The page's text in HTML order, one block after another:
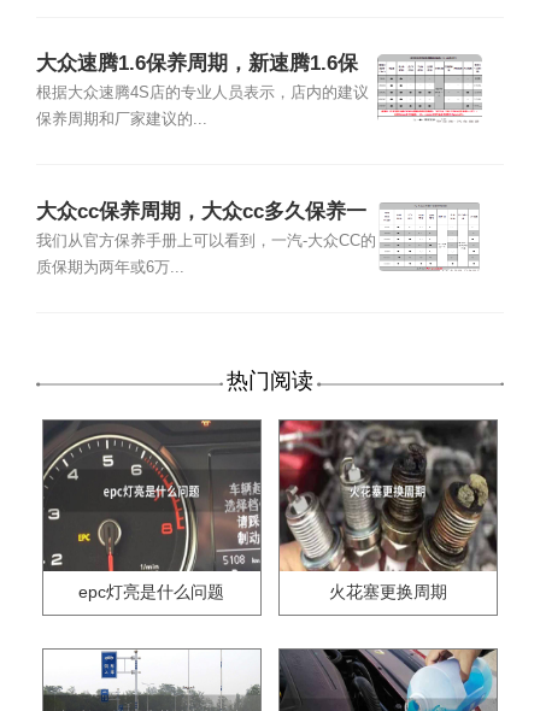
大众速腾1.6保养周期，新速腾1.6保
养费用明细表
根据大众速腾4S店的专业人员表示，店内的建议
保养周期和厂家建议的...
大众cc保养周期，大众cc多久保养一
次
我们从官方保养手册上可以看到，一汽-大众CC的
质保期为两年或6万...
热门阅读
epc灯亮是什么问题 火花塞更换周期